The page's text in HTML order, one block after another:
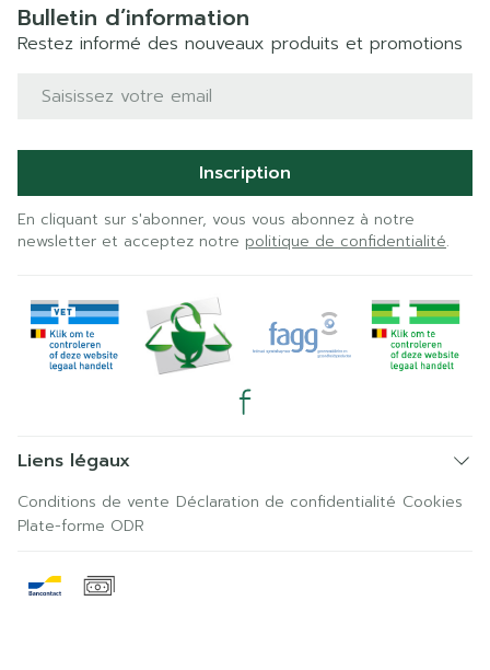
Bulletin d’information
Restez informé des nouveaux produits et promotions
Adresse mail
Inscription
En cliquant sur s'abonner, vous vous abonnez à notre
newsletter et acceptez notre politique de confidentialité.
Liens légaux
Conditions de vente Déclaration de confidentialité Cookies
Plate-forme ODR